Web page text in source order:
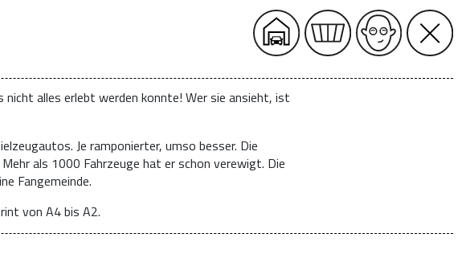
alles erlebt werden konnte! Wer sie ansieht, ist
Je ramponierter, umso besser. Die
als 1000 Fahrzeuge hat er schon verewigt. Die
Fangemeinde.
von A4 bis A2.